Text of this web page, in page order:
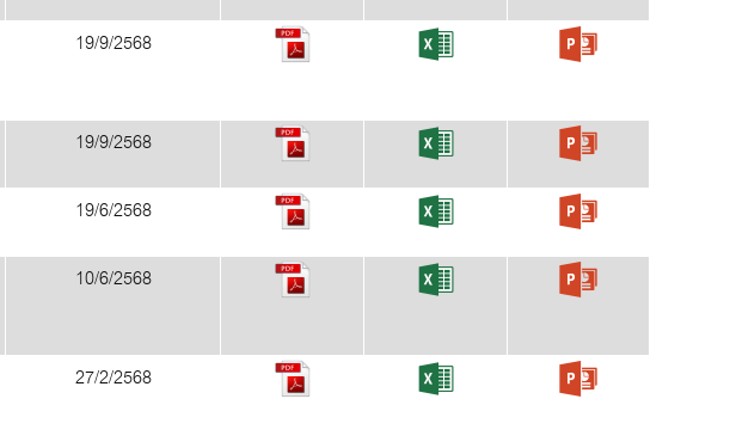
19/9/2568
19/9/2568
19/6/2568
10/6/2568
27/2/2568